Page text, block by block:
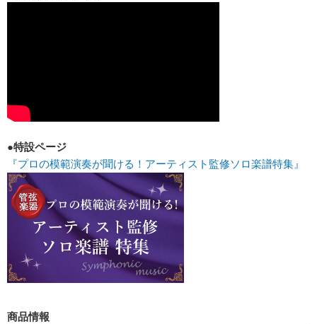
●特設ページ
『プロの模範演奏が聞ける！アーティスト監修ソロ楽譜特集』
商品情報